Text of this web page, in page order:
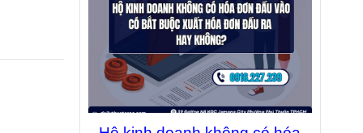
thay đổi nổi bật mà doanh
nghiệp và nhà đầu tư cần lưu ý.